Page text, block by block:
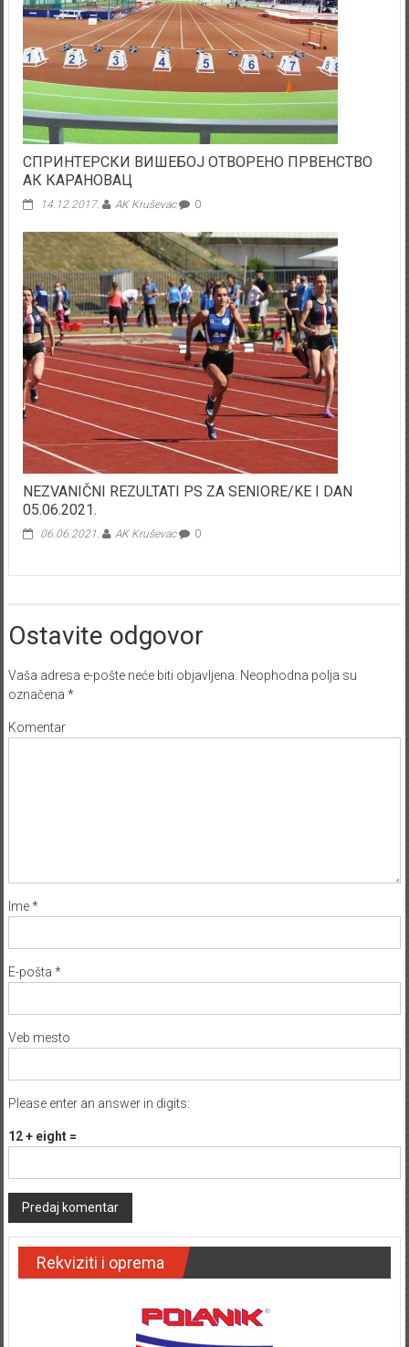
СПРИНТЕРСКИ ВИШЕБОЈ ОТВОРЕНО ПРВЕНСТВО
АК КАРАНОВАЦ
14.12.2017. AK Kruševac 0
NEZVANIČNI REZULTATI PS ZA SENIORE/KE I DAN
05.06.2021.
06.06.2021. AK Kruševac 0
Ostavite odgovor
Vaša adresa e-pošte neće biti objavljena. Neophodna polja su
označena *
Komentar
Ime*
E-pošta *
Veb mesto
Please enter an answer in digits:
12 + eight =
Rekviziti i oprema